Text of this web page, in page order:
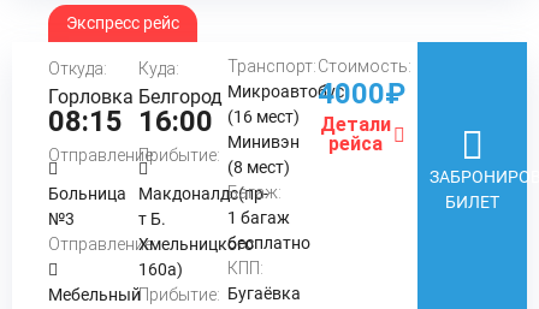
Экспресс рейс
Откуда:
Горловка
08:15
Отправление:
Больница
№3
Отправление:
Мебельный
Куда:
Белгород
16:00
Прибытие:
Макдоналдс(пр-
т Б.
Хмельницкого
160а)
Прибытие:
Транспорт:
Микроавтобус
(16 мест)
Минивэн
(8 мест)
Багаж:
1 багаж
бесплатно
КПП:
Бугаёвка
Стоимость:
4000₽
Детали
рейса
БИЛЕТ